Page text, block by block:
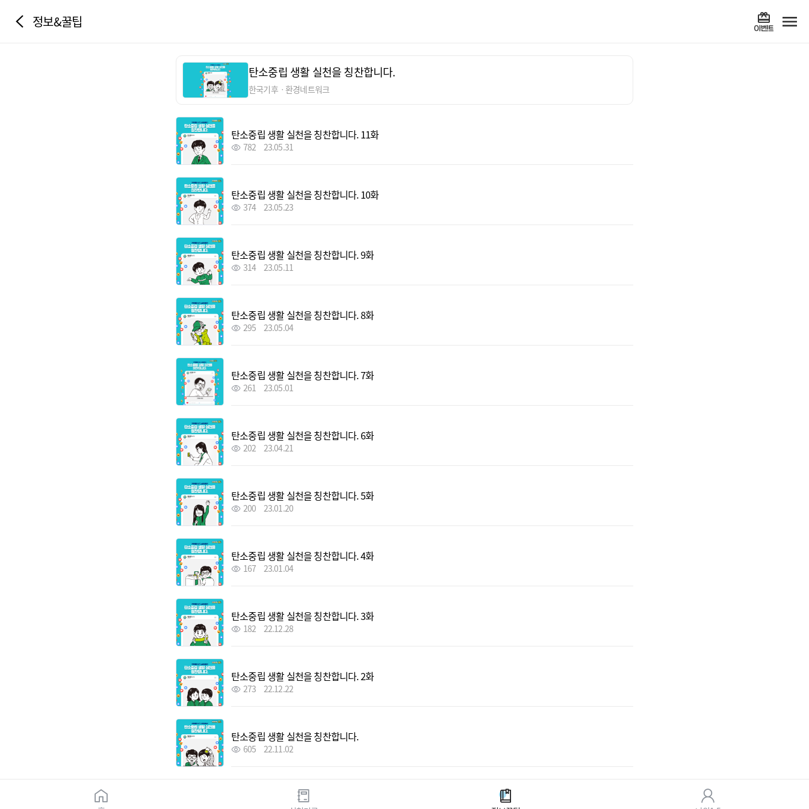
정보&꿀팁
탄소중립 생활 실천을 칭찬합니다.
한국기후ㆍ환경네트워크
탄소중립 생활 실천을 칭찬합니다. 11화
782 23.05.31
탄소중립 생활 실천을 칭찬합니다. 10화
374 23.05.23
탄소중립 생활 실천을 칭찬합니다. 9화
314 23.05.11
탄소중립 생활 실천을 칭찬합니다. 8화
295 23.05.04
탄소중립 생활 실천을 칭찬합니다. 7화
261 23.05.01
탄소중립 생활 실천을 칭찬합니다. 6화
202 23.04.21
탄소중립 생활 실천을 칭찬합니다. 5화
200 23.01.20
탄소중립 생활 실천을 칭찬합니다. 4화
167 23.01.04
탄소중립 생활 실천을 칭찬합니다. 3화
182 22.12.28
탄소중립 생활 실천을 칭찬합니다. 2화
273 22.12.22
탄소중립 생활 실천을 칭찬합니다.
605 22.11.02